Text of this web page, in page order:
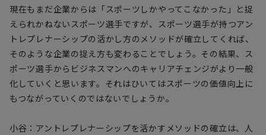
現在もまだ企業からは「スポーツしかやってこなかった」と捉
えられかねないスポーツ選手ですが、スポーツ選手が持つアン
トレプレナーシップの活かし方のメソッドが確立してくれば、
そのような企業の捉え方も変わることでしょう。その結果、ス
ポーツ選手からビジネスマンへのキャリアチェンジがより一般
化していくと思います。それはひいてはスポーツの価値向上に
もつながっていくのではないでしょうか。
小谷：アントレプレナーシップを活かすメソッドの確立は、人